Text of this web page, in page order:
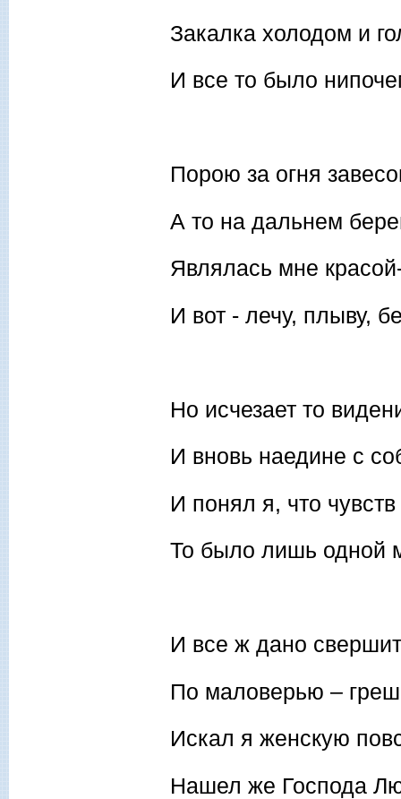
Закалка холодом и
И все то было
Порою за огня
А то на дальнем
Являлась мне
И вот - лечу, плыву,
Но исчезает то
И вновь наедине с
И понял я, что
То было лишь одной
И все ж дано
По маловерью –
Искал я женскую
Нашел же Господа